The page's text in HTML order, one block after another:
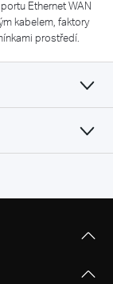
Ethernet WAN
kabelem, faktory
prostředí.